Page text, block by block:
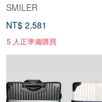
SMILER
NT$ 2,581
5 人正準備購買